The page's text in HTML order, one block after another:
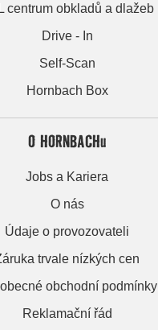
centrum obkladů a dlažeb
Drive - In
Self-Scan
Hornbach Box
O HORNBACHu
Jobs a Kariera
O nás
Údaje o provozovateli
trvale nízkých cen
obchodní podmínky
Reklamační řád